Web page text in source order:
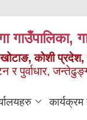
गाउँपालिका,
खोटाङ, कोशी
र पुर्वाधार,
कार्यक्रम